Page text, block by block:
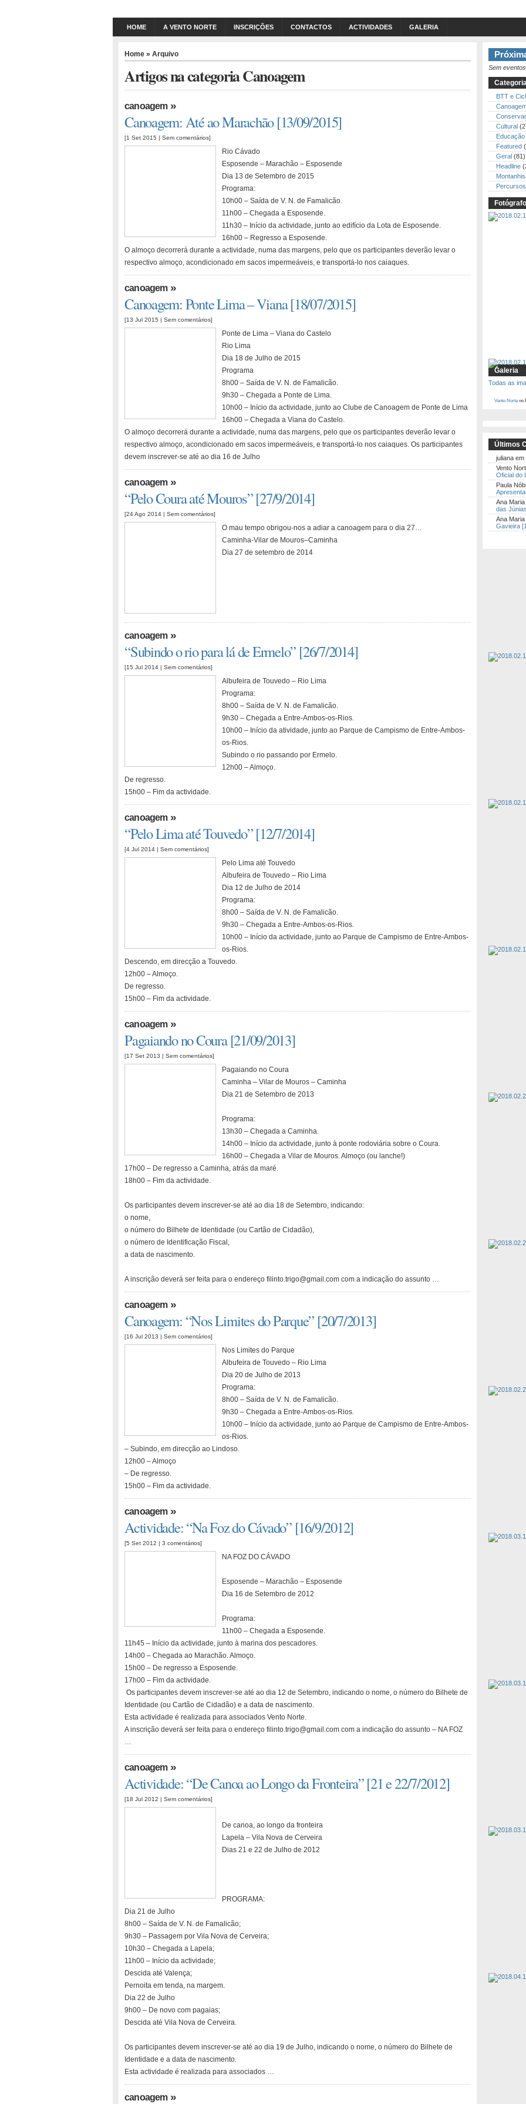
HOME A VENTO NORTE INSCRIÇÕES CONTACTOS ACTIVIDADES GALERIA
Home » Arquivo
Artigos na categoria Canoagem
canoagem»
Canoagem: Até ao Marachão [13/09/2015]
[1 Set 2015 | Sem comentários]
Rio Cávado
Esposende – Marachão – Esposende
Dia 13 de Setembro de 2015
Programa:
10h00 – Saída de V. N. de Famalicão.
11h00 – Chegada a Esposende.
11h30 – Início da actividade, junto ao edifício da Lota de Esposende.
16h00 – Regresso a Esposende.
O almoço decorrerá durante a actividade, numa das margens, pelo que os participantes deverão levar o
respectivo almoço, acondicionado em sacos impermeáveis, e transportá-lo nos caiaques.
canoagem»
Canoagem: Ponte Lima – Viana [18/07/2015]
[13 Jul 2015 | Sem comentários]
Ponte de Lima – Viana do Castelo
Rio Lima
Dia 18 de Julho de 2015
Programa
8h00 – Saída de V. N. de Famalicão.
9h30 – Chegada a Ponte de Lima.
10h00 – Início da actividade, junto ao Clube de Canoagem de Ponte de Lima
16h00 – Chegada a Viana do Castelo.
O almoço decorrerá durante a actividade, numa das margens, pelo que os participantes deverão levar o
respectivo almoço, acondicionado em sacos impermeáveis, e transportá-lo nos caiaques. Os participantes
devem inscrever-se até ao dia 16 de Julho
canoagem»
“Pelo Coura até Mouros” [27/9/2014]
[24 Ago 2014 | Sem comentários]
O mau tempo obrigou-nos a adiar a canoagem para o dia 27…
Caminha-Vilar de Mouros–Caminha
Dia 27 de setembro de 2014
canoagem»
“Subindo o rio para lá de Ermelo” [26/7/2014]
[15 Jul 2014 | Sem comentários]
Albufeira de Touvedo – Rio Lima
Programa:
8h00 – Saída de V. N. de Famalicão.
9h30 – Chegada a Entre-Ambos-os-Rios.
10h00 – Início da atividade, junto ao Parque de Campismo de Entre-Ambos-
os-Rios.
Subindo o rio passando por Ermelo.
12h00 – Almoço.
De regresso.
15h00 – Fim da actividade.
canoagem»
“Pelo Lima até Touvedo” [12/7/2014]
[4 Jul 2014 | Sem comentários]
Pelo Lima até Touvedo
Albufeira de Touvedo – Rio Lima
Dia 12 de Julho de 2014
Programa:
8h00 – Saída de V. N. de Famalicão.
9h30 – Chegada a Entre-Ambos-os-Rios.
10h00 – Início da actividade, junto ao Parque de Campismo de Entre-Ambos-
os-Rios.
Descendo, em direcção a Touvedo.
12h00 – Almoço.
De regresso.
15h00 – Fim da actividade.
canoagem»
Pagaiando no Coura [21/09/2013]
[17 Set 2013 | Sem comentários]
Pagaiando no Coura
Caminha – Vilar de Mouros – Caminha
Dia 21 de Setembro de 2013
Programa:
13h30 – Chegada a Caminha.
14h00 – Início da actividade, junto à ponte rodoviária sobre o Coura.
16h00 – Chegada a Vilar de Mouros. Almoço (ou lanche!)
17h00 – De regresso a Caminha, atrás da maré.
18h00 – Fim da actividade.
Os participantes devem inscrever-se até ao dia 18 de Setembro, indicando:
o nome,
o número do Bilhete de Identidade (ou Cartão de Cidadão),
o número de Identificação Fiscal,
a data de nascimento.
A inscrição deverá ser feita para o endereço filinto.trigo@gmail.com com a indicação do assunto …
canoagem»
Canoagem: “Nos Limites do Parque” [20/7/2013]
[16 Jul 2013 | Sem comentários]
Nos Limites do Parque
Albufeira de Touvedo – Rio Lima
Dia 20 de Julho de 2013
Programa:
8h00 – Saída de V. N. de Famalicão.
9h30 – Chegada a Entre-Ambos-os-Rios.
10h00 – Início da actividade, junto ao Parque de Campismo de Entre-Ambos-
os-Rios.
– Subindo, em direcção ao Lindoso.
12h00 – Almoço
– De regresso.
15h00 – Fim da actividade.
canoagem»
Actividade: “Na Foz do Cávado” [16/9/2012]
[5 Set 2012 | 3 comentários]
NA FOZ DO CÁVADO
Esposende – Marachão – Esposende
Dia 16 de Setembro de 2012
Programa:
11h00 – Chegada a Esposende.
11h45 – Início da actividade, junto à marina dos pescadores.
14h00 – Chegada ao Marachão. Almoço.
15h00 – De regresso a Esposende.
17h00 – Fim da actividade.
Os participantes devem inscrever-se até ao dia 12 de Setembro, indicando o nome, o número do Bilhete de
Identidade (ou Cartão de Cidadão) e a data de nascimento.
Esta actividade é realizada para associados Vento Norte.
A inscrição deverá ser feita para o endereço filinto.trigo@gmail.com com a indicação do assunto – NA FOZ
…
canoagem»
Actividade: “De Canoa ao Longo da Fronteira” [21 e 22/7/2012]
[18 Jul 2012 | Sem comentários]
De canoa, ao longo da fronteira
Lapela – Vila Nova de Cerveira
Dias 21 e 22 de Julho de 2012
PROGRAMA:
Dia 21 de Julho
8h00 – Saída de V. N. de Famalicão;
9h30 – Passagem por Vila Nova de Cerveira;
10h30 – Chegada a Lapela;
11h00 – Início da actividade;
Descida até Valença;
Pernoita em tenda, na margem.
Dia 22 de Julho
9h00 – De novo com pagaias;
Descida até Vila Nova de Cerveira.
Os participantes devem inscrever-se até ao dia 19 de Julho, indicando o nome, o número do Bilhete de
Identidade e a data de nascimento.
Esta actividade é realizada para associados …
canoagem»
Sem
BTT e
Cultural
Educação
Featured
Geral (81)
Headline
Percursos
Galeria
Todas as
Vento Norte no
Últimos
juliana em
Vento
Oficial do
Paula
Ana
das
Ana
Gavieira